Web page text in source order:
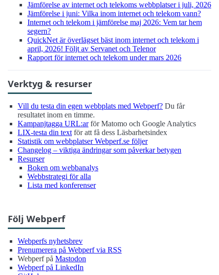
Jämförelse av internet och telekoms webbplatser i juli, 2026
Jämförelse i juni: Vilka inom internet och telekom vann?
Internet och telekom i jämförelse maj 2026: Vem tar hem
segern?
QuickNet är överlägset bäst inom internet och telekom i
april, 2026! Följt av Servanet och Telenor
Rapport för internet och telekom under mars 2026
Verktyg & resurser
Vill du testa din egen webbplats med Webperf? Du får
resultatet inom en timme.
Kampanjtagga URL:arför Matomo och Google Analytics
LIX-testa din textför att få dess Läsbarhetsindex
Statistik om webbplatser Webperf.se följer
Changelog – viktiga ändringar som påverkar betygen
Resurser
Boken om webbanalys
Webbstrategi för alla
Lista med konferenser
Följ Webperf
Webperfs nyhetsbrev
Prenumerera på Webperf via RSS
Webperf på Mastodon
Webperf på LinkedIn